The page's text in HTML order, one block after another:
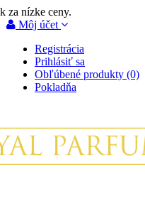
za nízke ceny.
Môj účet
Registrácia
Prihlásiť sa
Obľúbené produkty (0)
Pokladňa